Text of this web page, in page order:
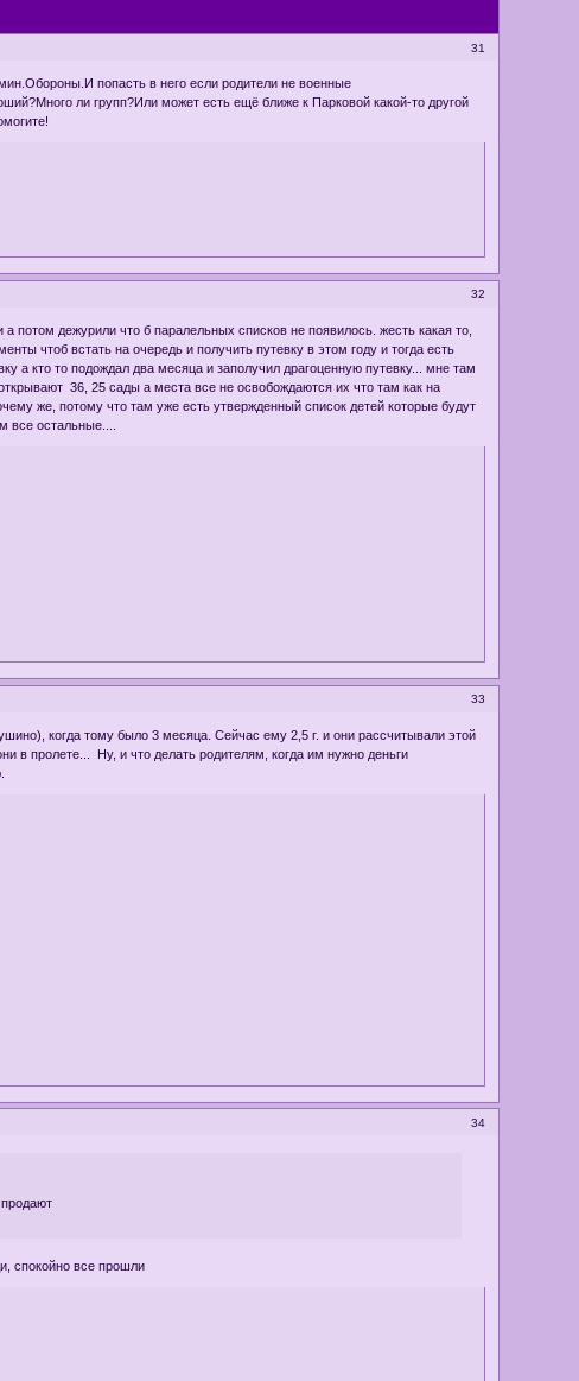
31
попасть в него если родители не военные
ли групп?Или может есть ещё ближе к Парковой какой-то другой
32
дежурили что б паралельных списков не появилось. жесть какая то,
чтоб встать на очередь и получить путевку в этом году и тогда есть
а кто то подождал два месяца и заполучил драгоценную путевку... мне там
36, 25 сады а места все не освобождаются их что там как на
же, потому что там уже есть утвержденный список детей которые будут
все остальные....
33
когда тому было 3 месяца. Сейчас ему 2,5 г. и они рассчитывали этой
в пролете... Ну, и что делать родителям, когда им нужно деньги
34
спокойно все прошли